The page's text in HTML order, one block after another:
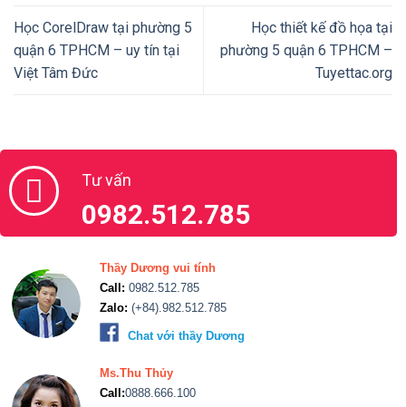
Học CorelDraw tại phường 5
quận 6 TPHCM – uy tín tại
Việt Tâm Đức
Học thiết kế đồ họa tại
phường 5 quận 6 TPHCM –
Tuyettac.org
Tư vấn
0982.512.785
Thầy Dương vui tính
Call: 0982.512.785
Zalo: (+84).982.512.785
Chat với thầy Dương
Ms.Thu Thủy
Call:0888.666.100